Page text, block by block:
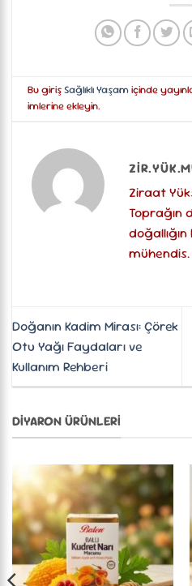
Bu girişSağlıklı Yaşamiçinde
imlerine ekleyin.
Ziraat
Toprağın
doğallığın
mühendis.
Doğanın Kadim Mirası: Çörek
Otu Yağı Faydaları ve
Kullanım Rehberi
DIYARON ÜRÜNLERI